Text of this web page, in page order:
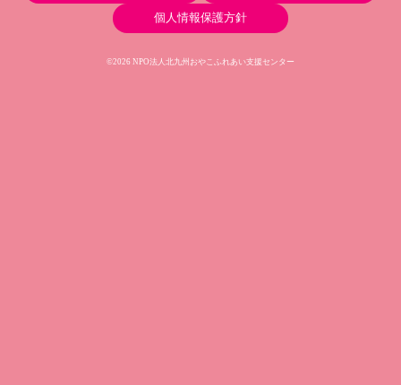
個人情報保護方針
©2026 NPO法人北九州おやこふれあい支援センター